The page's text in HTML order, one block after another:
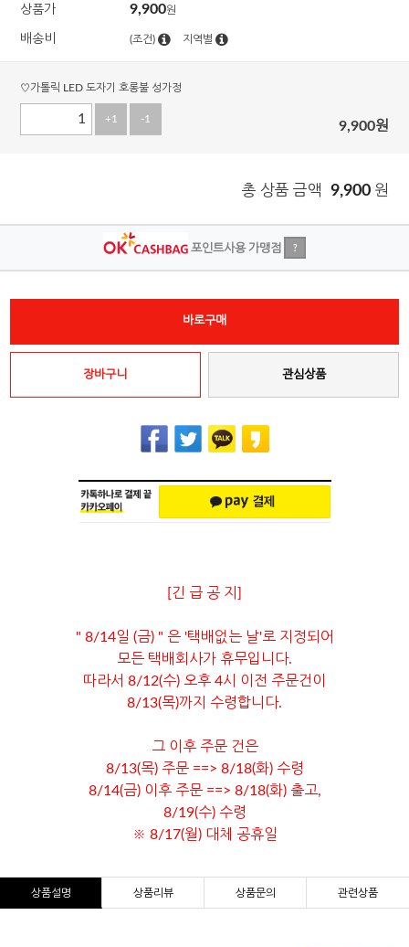
상품가 9,900원
배송비 (조건) 지역별
♡가톨릭 LED 도자기 호롱불 성가정
+1 -1 9,900원
총 상품 금액 9,900 원
포인트사용 가맹점 ?
바로구매
장바구니 관심상품
[긴 급 공 지]
" 8/14일 (금) " 은 '택배없는 날'로 지정되어
모든 택배회사가 휴무입니다.
따라서 8/12(수) 오후 4시 이전 주문건이
8/13(목)까지 수령합니다.
그 이후 주문 건은
8/13(목) 주문 ==> 8/18(화) 수령
8/14(금) 이후 주문 ==> 8/18(화) 출고,
8/19(수) 수령
※ 8/17(월) 대체 공휴일
상품설명 상품리뷰 상품문의 관련상품